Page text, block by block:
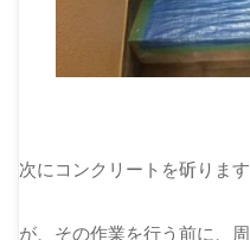
次にコンクリートを斫りま
が、その作業を行う前に、